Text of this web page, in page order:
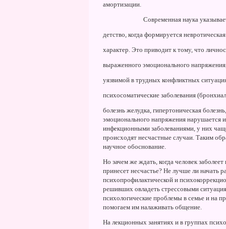
амортизации.
Современная наука
детство, когда формируется
характер. Это приводит к тому, что
выраженного эмоционального
уязвимой в трудных конфликтных
психосоматические заболевания
болезнь желудка, гипертоническая
эмоционального напряжения нарушается
инфекционными заболеваниями, у них
происходят несчастные случаи. Таким
научное обоснование.
Hо зачем же ждать, когда человек
принесет несчастье? Hе лучше ли начать
психопрофилактической и
решивших овладеть стрессовыми
психологические проблемы в семье и на
помогаем им налаживать общение.
Hа лекционных занятиях и в группах